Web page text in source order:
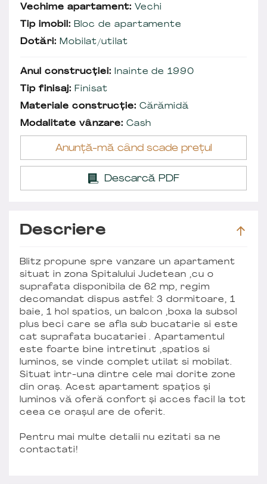
Vechime apartament: Vechi
Tip imobil: Bloc de apartamente
Dotări: Mobilat/utilat
Anul construcției: Inainte de 1990
Tip finisaj: Finisat
Materiale construcție: Cărămidă
Modalitate vânzare: Cash
Anunță-mă când scade prețul
Descarcă PDF
Descriere
Blitz propune spre vanzare un apartament
situat in zona Spitalului Judetean ,cu o
suprafata disponibila de 62 mp, regim
decomandat dispus astfel: 3 dormitoare, 1
baie, 1 hol spatios, un balcon ,boxa la subsol
plus beci care se afla sub bucatarie si este
cat suprafata bucatariei . Apartamentul
este foarte bine intretinut ,spatios si
luminos, se vinde complet utilat si mobilat.
Situat într-una dintre cele mai dorite zone
din oraș. Acest apartament spațios și
luminos vă oferă confort și acces facil la tot
ceea ce orașul are de oferit.
Pentru mai multe detalii nu ezitati sa ne
contactati!